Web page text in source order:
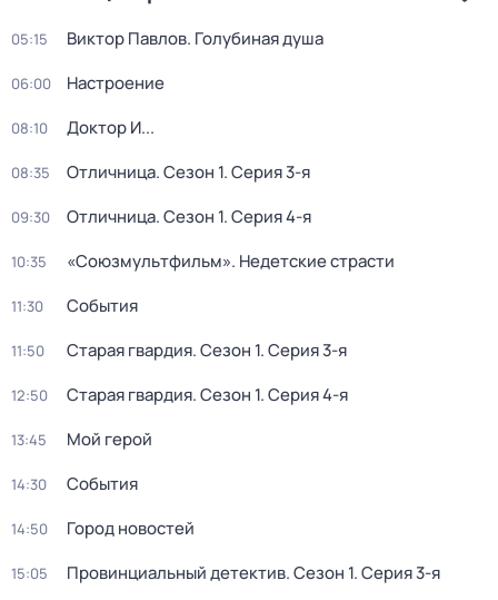
05:15 Виктор Павлов. Голубиная душа
06:00 Настроение
08:10 Доктор И...
08:35 Отличница. Сезон 1. Серия 3-я
09:30 Отличница. Сезон 1. Серия 4-я
10:35 «Союзмультфильм». Недетские страсти
11:30 События
11:50 Старая гвардия. Сезон 1. Серия 3-я
12:50 Старая гвардия. Сезон 1. Серия 4-я
13:45 Мой герой
14:30 События
14:50 Город новостей
15:05 Провинциальный детектив. Сезон 1. Серия 3-я